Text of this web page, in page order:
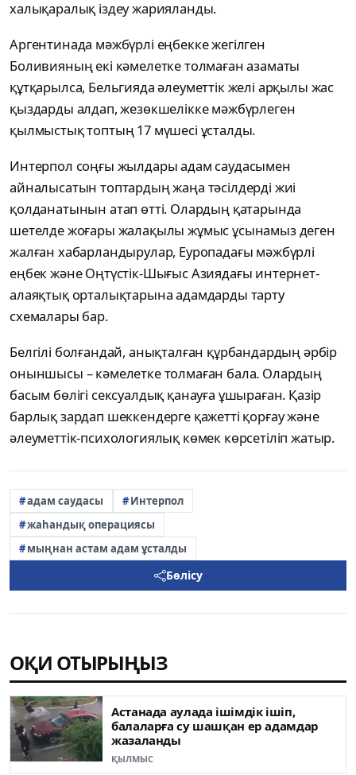
халықаралық іздеу жарияланды.
Аргентинада мәжбүрлі еңбекке жегілген
Боливияның екі кәмелетке толмаған азаматы
құтқарылса, Бельгияда әлеуметтік желі арқылы жас
қыздарды алдап, жезөкшелікке мәжбүрлеген
қылмыстық топтың 17 мүшесі ұсталды.
Интерпол соңғы жылдары адам саудасымен
айналысатын топтардың жаңа тәсілдерді жиі
қолданатынын атап өтті. Олардың қатарында
шетелде жоғары жалақылы жұмыс ұсынамыз деген
жалған хабарландырулар, Еуропадағы мәжбүрлі
еңбек және Оңтүстік-Шығыс Азиядағы интернет-
алаяқтық орталықтарына адамдарды тарту
схемалары бар.
Белгілі болғандай, анықталған құрбандардың әрбір
оныншысы – кәмелетке толмаған бала. Олардың
басым бөлігі сексуалдық қанауға ұшыраған. Қазір
барлық зардап шеккендерге қажетті қорғау және
әлеуметтік-психологиялық көмек көрсетіліп жатыр.
адам саудасы
Интерпол
жаһандық операциясы
мыңнан астам адам ұсталды
Бөлісу
ОҚИ ОТЫРЫҢЫЗ
Астанада аулада ішімдік ішіп,
балаларға су шашқан ер адамдар
жазаланды
ҚЫЛМЫС